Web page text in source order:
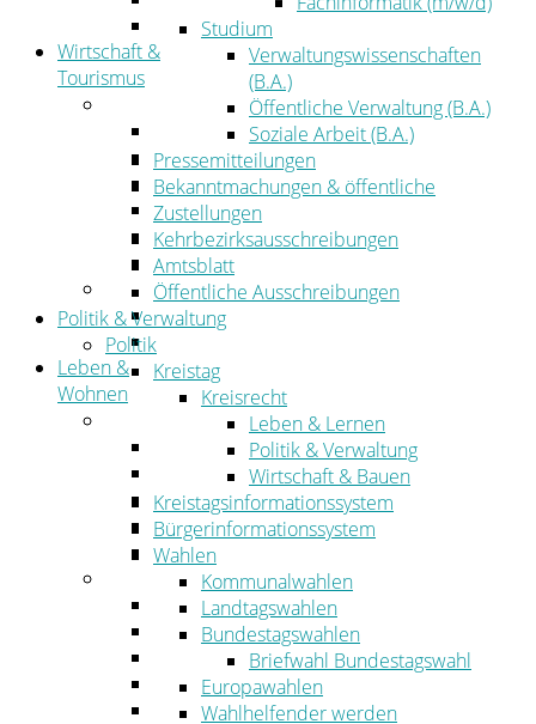
Zahlen, Daten, Fakten
Wirtschaft &
Tourismus
Wirtschaftsförderung
Gewerbeflächen und Unternehmen
Arbeitgeberservice
Mobilfunk & Breitband
Straßen- und Radwegebau
Landwirtschaft
Tourismus
Freizeit und Urlaub im Landkreis
Veranstaltungen
Leben &
Wohnen
Migration
Schulen, Bildung, Sport und Kultur
Soziales
Gesundheit
Jugend, Familie und Senioren
Bauen und Planen
Abfall
Umwelt
Ordnung
Studium
Verwaltungswissenschaften
(B.A.)
Öffentliche Verwaltung (B.A.)
Soziale Arbeit (B.A.)
Pressemitteilungen
Bekanntmachungen & öffentliche
Zustellungen
Kehrbezirksausschreibungen
Amtsblatt
Öffentliche Ausschreibungen
Politik & Verwaltung
Politik
Kreistag
Kreisrecht
Leben & Lernen
Politik & Verwaltung
Wirtschaft & Bauen
Kreistagsinformationssystem
Bürgerinformationssystem
Wahlen
Kommunalwahlen
Landtagswahlen
Bundestagswahlen
Briefwahl Bundestagswahl
Europawahlen
Wahlhelfender werden